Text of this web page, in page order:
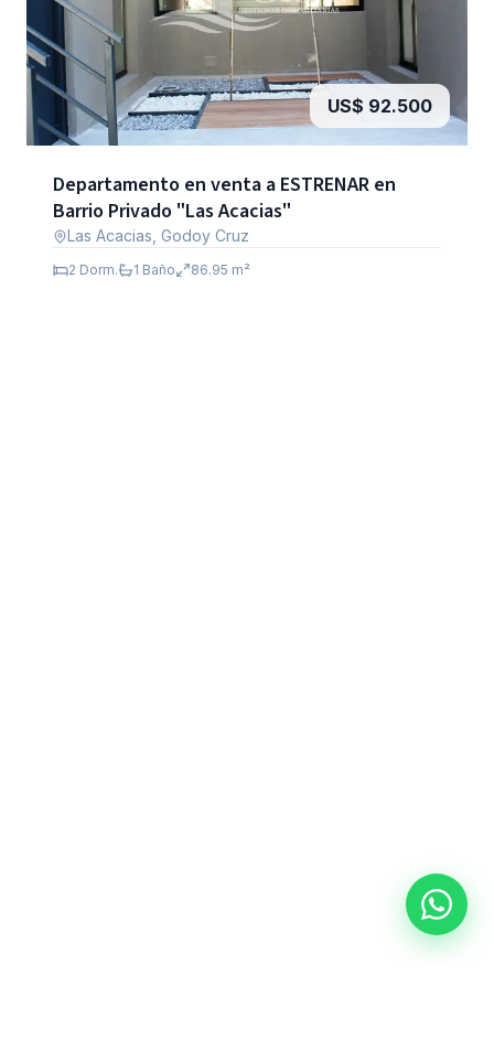
US$ 92.500
Departamento en venta a ESTRENAR en
Barrio Privado "Las Acacias"
Las Acacias, Godoy Cruz
2 Dorm. 1 Baño 86.95 m²